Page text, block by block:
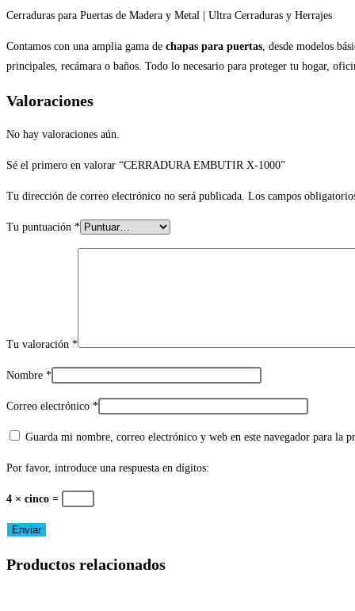
Cerraduras para Puertas de Madera y Metal | Ultra Cerraduras y Herrajes
Contamos con una amplia gama de chapas para puertas, desde modelos
principales, recámara o baños. Todo lo necesario para proteger tu hogar,
Valoraciones
No hay valoraciones aún.
Sé el primero en valorar “CERRADURA EMBUTIR X-1000”
Tu dirección de correo electrónico no será publicada. Los campos
Tu puntuación *
Tu valoración *
Nombre *
Correo electrónico *
Guarda mi nombre, correo electrónico y web en este navegador para la
Por favor, introduce una respuesta en dígitos:
4 × cinco =
Productos relacionados